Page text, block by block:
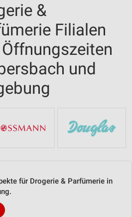
&
Filialen
und
für Drogerie & Parfümerie in